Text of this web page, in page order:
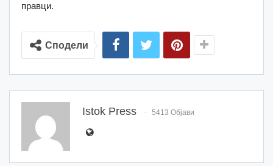
правци.
Сподели
Istok Press 5413 Објави